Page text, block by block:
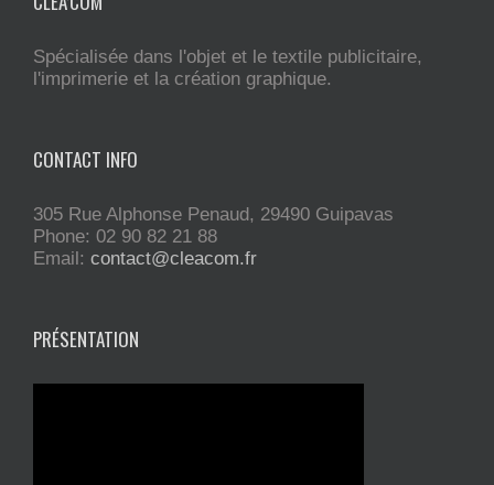
Spécialisée dans l'objet et le textile publicitaire,
l'imprimerie et la création graphique.
CONTACT INFO
305 Rue Alphonse Penaud, 29490 Guipavas
Phone: 02 90 82 21 88
Email: contact@cleacom.fr
PRÉSENTATION